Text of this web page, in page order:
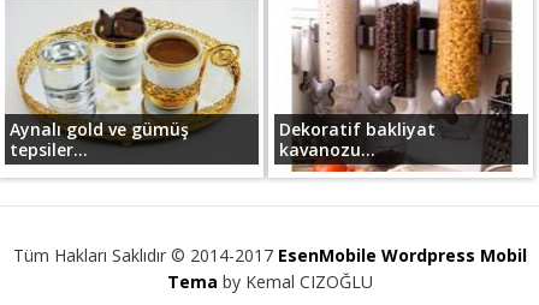
Aynalı gold ve gümüş
tepsiler...
Dekoratif bakliyat
kavanozu...
Tüm Hakları Saklıdır © 2014-2017 EsenMobile Wordpress Mobil
Tema by Kemal CIZOĞLU